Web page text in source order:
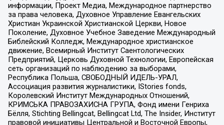
информации, Проект Медиа, Международное партнерство
за права человека, Духовное Управление Евангельских
Христиан Украинской Христианской Церкви, Новое
Поколение, Духовное Учебное Заведение Международный
Библейский Колледж, Международное христианское
движение, Всемирный Институт Саентологических
Предприятий, Церковь Духовной Технологии, Европейская
сеть организаций по наблюдению за выборами,
Республика Польша, СВОБОДНЫЙ ИДЕЛЬ-УРАЛ,
Ассоциация развития журналистики, IStories fonds,
Королевский Институт Международных Отношений,
КРИМСЬКА ПРАВОЗАХИСНА ГРУПА, Фонд имени Генриха
Бёлля, Stichting Bellingcat, Bellingcat Ltd, The Insider, Институт
правовой инициативы Центральной и Восточной Европы,